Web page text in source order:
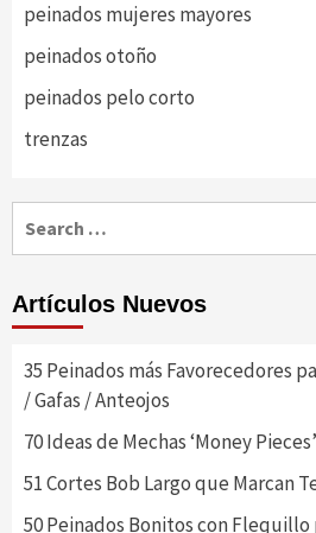
peinados mujeres mayores
peinados otoño
peinados pelo corto
trenzas
Artículos Nuevos
35 Peinados más Favorecedores
/ Gafas / Anteojos
70 Ideas de Mechas ‘Money Pieces’
51 Cortes Bob Largo que Marcan
50 Peinados Bonitos con Flequillo